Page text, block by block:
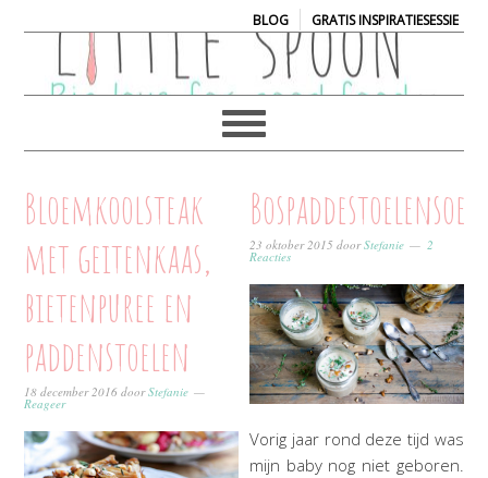
BLOG| GRATIS INSPIRATIESESSIE
Bloemkoolsteak
met geitenkaas,
bietenpuree en
paddenstoelen
18 december 2016 doorStefanie
Reageer
Bospaddestoelensoep
23 oktober 2015 doorStefanie 2
Reacties
Vorig jaar rond deze tijd was
mijn baby nog niet geboren.